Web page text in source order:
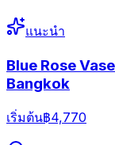
แนะนำ
Blue Rose
Bangkok
เริ่มต้น฿4,770